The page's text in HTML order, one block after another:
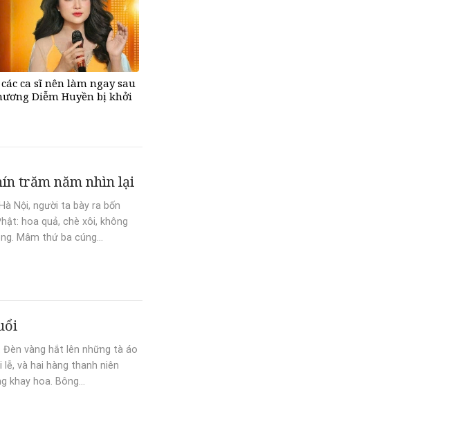
ca sĩ nên làm ngay sau
Diễm Huyền bị khởi
trăm năm nhìn lại
Nội, người ta bày ra bốn
hoa quả, chè xôi, không
Mâm thứ ba cúng...
Đèn vàng hắt lên những tà áo
lễ, và hai hàng thanh niên
khay hoa. Bông...